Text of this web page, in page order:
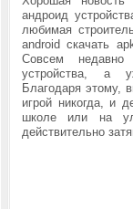
андроид
любимая
android скачать
Совсем
устройства, а
Благодаря этому,
игрой никогда, и
школе или на
действительно